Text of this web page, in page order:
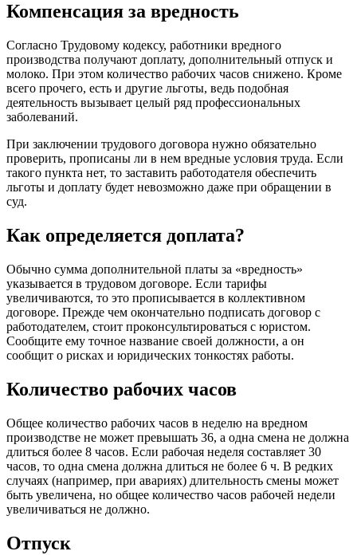
Компенсация за вредность
Согласно Трудовому кодексу, работники вредного
производства получают доплату, дополнительный отпуск и
молоко. При этом количество рабочих часов снижено. Кроме
всего прочего, есть и другие льготы, ведь подобная
деятельность вызывает целый ряд профессиональных
заболеваний.
При заключении трудового договора нужно обязательно
проверить, прописаны ли в нем вредные условия труда. Если
такого пункта нет, то заставить работодателя обеспечить
льготы и доплату будет невозможно даже при обращении в
суд.
Как определяется доплата?
Обычно сумма дополнительной платы за «вредность»
указывается в трудовом договоре. Если тарифы
увеличиваются, то это прописывается в коллективном
договоре. Прежде чем окончательно подписать договор с
работодателем, стоит проконсультироваться с юристом.
Сообщите ему точное название своей должности, а он
сообщит о рисках и юридических тонкостях работы.
Количество рабочих часов
Общее количество рабочих часов в неделю на вредном
производстве не может превышать 36, а одна смена не должна
длиться более 8 часов. Если рабочая неделя составляет 30
часов, то одна смена должна длиться не более 6 ч. В редких
случаях (например, при авариях) длительность смены может
быть увеличена, но общее количество часов рабочей недели
увеличиваться не должно.
Отпуск